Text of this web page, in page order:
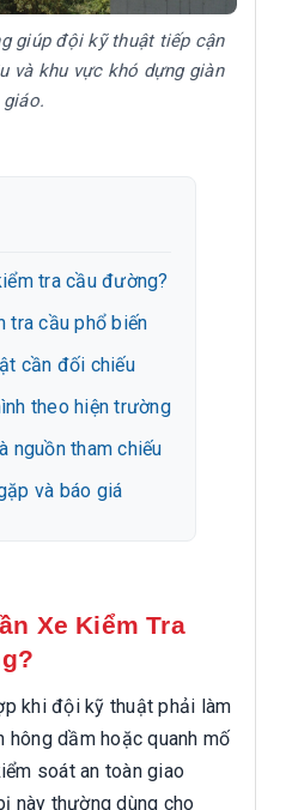
giúp đội kỹ thuật tiếp cận
và khu vực khó dựng giàn
giáo.
tra cầu đường?
tra cầu phổ biến
cần đối chiếu
theo hiện trường
nguồn tham chiếu
và báo giá
Xe Kiểm Tra
khi đội kỹ thuật phải làm
dầm hoặc quanh mố
soát an toàn giao
này thường dùng cho